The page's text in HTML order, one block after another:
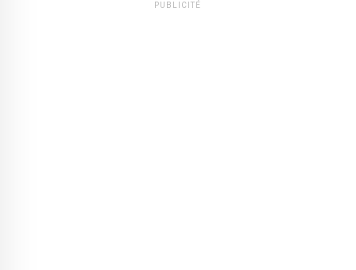
PUBLICITÉ